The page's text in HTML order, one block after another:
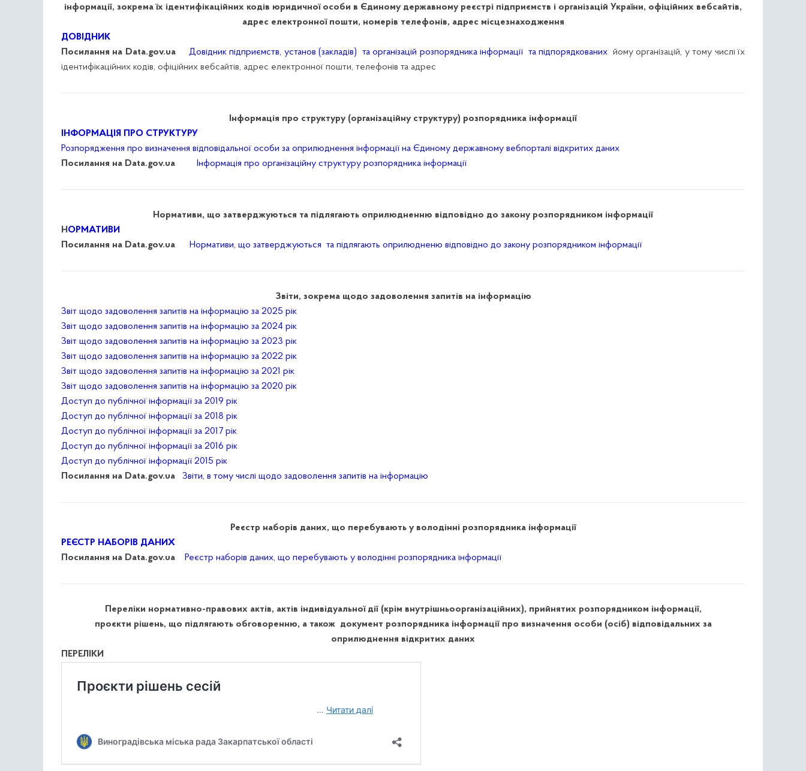
інформації, зокрема їх ідентифікаційних кодів юридичної особи в Єдиному державному реєстрі підприємств і організацій України, офіційних вебсайтів,
адрес електронної пошти, номерів телефонів, адрес місцезнаходження
ДОВІДНИК
Посилання на Data.gov.ua Довідник підприємств, установ (закладів) та організацій розпорядника інформації та підпорядкованихйому організацій, у тому числі їх
ідентифікаційних кодів, офіційних вебсайтів, адрес електронної пошти, телефонів та адрес
Інформація про структуру (організаційну структуру) розпорядника інформації
ІНФОРМАЦІЯ ПРО СТРУКТУРУ
Розпорядження про визначення відповідальної особи за оприлюднення інформації на Єдиному державному вебпорталі відкритих даних
Посилання на Data.gov.ua
Інформація про організаційну структуру розпорядника інформації
Нормативи, що затверджуються та підлягають оприлюдненню відповідно до закону розпорядником інформації
Н ОРМАТИВИ
Посилання на Data.gov.ua
Нормативи, що затверджуються та підлягають оприлюдненю відповідно до закону розпорядником інформації
Звіти, зокрема щодо задоволення запитів на інформацію
Звіт щодо задоволення запитів на інформацію за 2025 рік
Звіт щодо задоволення запитів на інформацію за 2024 рік
Звіт щодо задоволення запитів на інформацію за 2023 рік
Звіт щодо задоволення запитів на інформацію за 2022 рік
Звіт щодо задоволення запитів на інформацію за 2021 рік
Звіт щодо задоволення запитів на інформацію за 2020 рік
Доступ до публічної інформації за 2019 рік
Доступ до публічної інформації за 2018 рік
Доступ до публічної інформації за 2017 рік
Доступ до публічної інформації за 2016 рік
Доступ до публічної інформації 2015 рік
Посилання на Data.gov.ua
Звіти, в тому числі щодо задоволення запитів на інформацію
Реєстр наборів даних, що перебувають у володінні розпорядника інформації
РЕЄСТР НАБОРІВ ДАНИХ
Посилання на Data.gov.ua
Реєстр наборів даних, що перебувають у володінні розпорядника інформації
Переліки нормативно-правових актів, актів індивідуальної дії (крім внутрішньоорганізаційних), прийнятих розпорядником інформації,
проєкти рішень, що підлягають обговоренню, а також документ розпорядника інформації про визначення особи (осіб) відповідальних за
оприлюднення відкритих даних
ПЕРЕЛІКИ